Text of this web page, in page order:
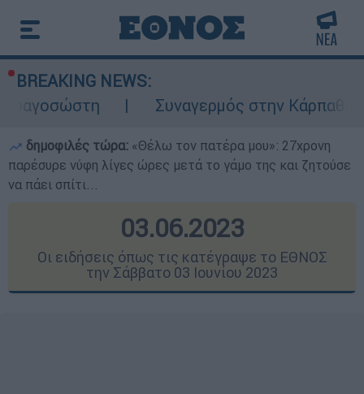
BREAKING NEWS:
Συναγερμός στην Κάρπαθο: Βρέθηκαν
δημοφιλές τώρα: «Θέλω τον πατέρα μου»: 27χρονη
παρέσυρε νύφη λίγες ώρες μετά το γάμο της και ζητούσε
να πάει σπίτι...
03.06.2023
Οι ειδήσεις όπως τις κατέγραψε το ΕΘΝΟΣ
την Σάββατο 03 Ιουνίου 2023